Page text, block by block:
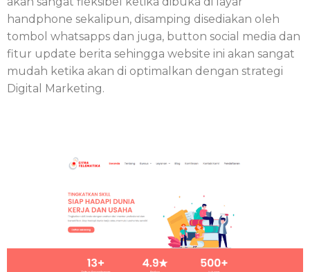
handphone sekalipun, disamping disediakan oleh
tombol whatsapps dan juga, button social media dan
fitur update berita sehingga website ini akan sangat
mudah ketika akan di optimalkan dengan strategi
Digital Marketing.